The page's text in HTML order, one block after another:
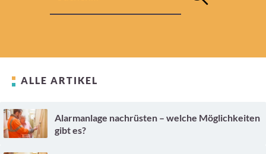
ALLE ARTIKEL
Alarmanlage nachrüsten – welche Möglichkeiten
gibt es?